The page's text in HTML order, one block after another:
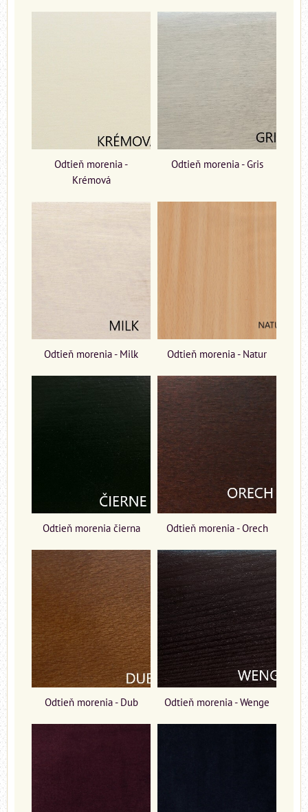
Odtieň morenia -
Krémová
Odtieň morenia - Gris
Odtieň morenia - Milk Odtieň morenia - Natur
Odtieň morenia čierna Odtieň morenia - Orech
Odtieň morenia - Dub Odtieň morenia - Wenge